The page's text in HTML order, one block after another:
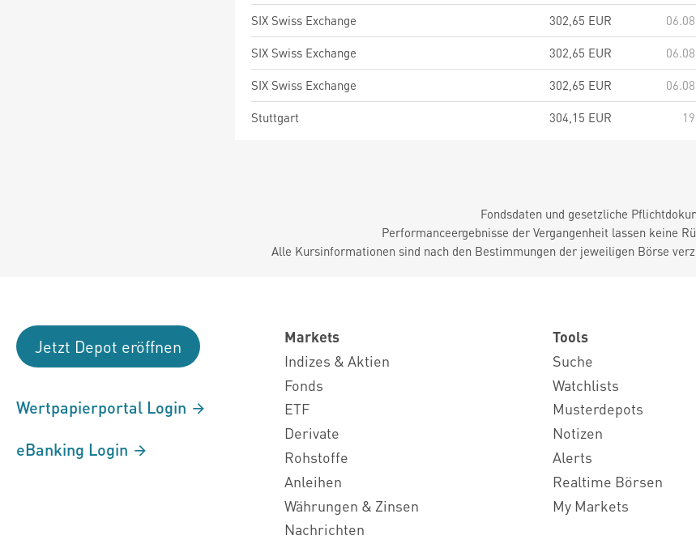
SIX Swiss Exchange
302,65 EUR
SIX Swiss Exchange
302,65 EUR
SIX Swiss Exchange
302,65 EUR
Stuttgart
304,15 EUR
Fondsdaten und gesetzliche
Performanceergebnisse der Vergangenheit lassen keine
Alle Kursinformationen sind nach den Bestimmungen der jeweiligen Börse
Jetzt Depot eröffnen
Wertpapierportal Login
eBanking Login
Markets
Indizes & Aktien
Fonds
ETF
Derivate
Rohstoffe
Anleihen
Währungen & Zinsen
Nachrichten
Tools
Suche
Watchlists
Musterdepots
Notizen
Alerts
Realtime Börsen
My Markets